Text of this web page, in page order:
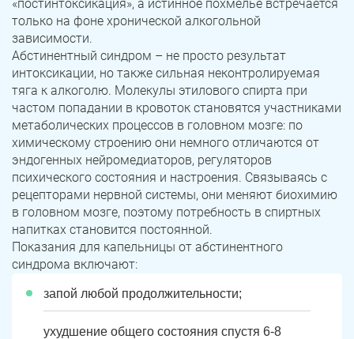
«постинтоксикация», а истинное похмелье встречается
только на фоне хронической алкогольной
зависимости.
Абстинентный синдром – не просто результат
интоксикации, но также сильная неконтролируемая
тяга к алкоголю. Молекулы этилового спирта при
частом попадании в кровоток становятся участниками
метаболических процессов в головном мозге: по
химическому строению они немного отличаются от
эндогенных нейромедиаторов, регуляторов
психического состояния и настроения. Связываясь с
рецепторами нервной системы, они меняют биохимию
в головном мозге, поэтому потребность в спиртных
напитках становится постоянной.
Показания для капельницы от абстинентного
синдрома включают:
запой любой продолжительности;
ухудшение общего состояния спустя 6-8